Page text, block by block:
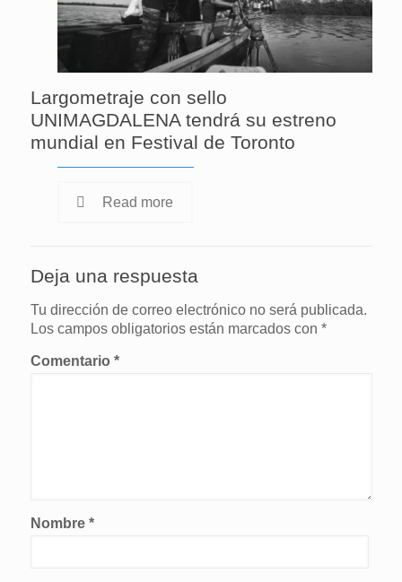
Largometraje con sello
UNIMAGDALENA tendrá su estreno
mundial en Festival de Toronto
Read more
Deja una respuesta
Tu dirección de correo electrónico no será publicada.
Los campos obligatorios están marcados con *
Comentario *
Nombre *